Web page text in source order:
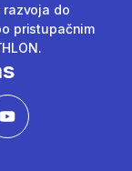
do
pristupačnim